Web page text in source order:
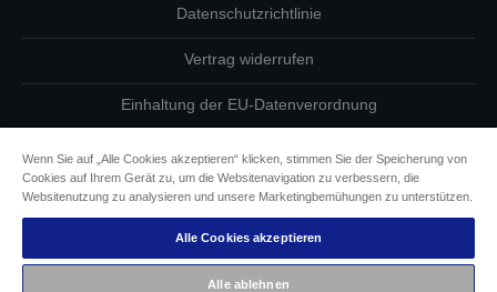
Datenschutzrichtlinie
Vertrag widerrufen
Einhaltung der EU-Datenverordnung
Informationen zu Cookies
Epson Engagement für Barrierefreiheit
Wenn Sie auf „Alle Cookies akzeptieren“ klicken, stimmen Sie der Speicherung von
Cookies auf Ihrem Gerät zu, um die Websitenavigation zu verbessern, die
Websitenutzung zu analysieren und unsere Marketingbemühungen zu unterstützen.
Alle Cookies akzeptieren
Alle ablehnen